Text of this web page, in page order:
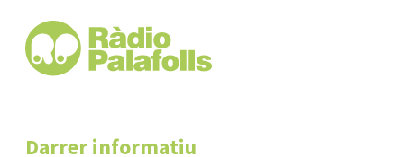
Darrer informatiu